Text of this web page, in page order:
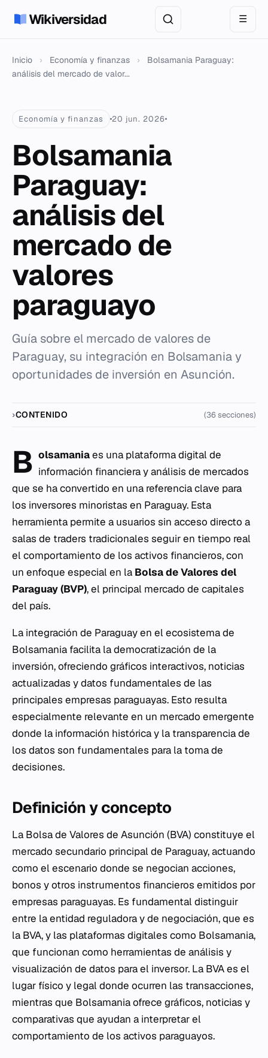
Wikiversidad ☰
Inicio › Economía y finanzas ›
Bolsamania Paraguay:
análisis del mercado de valor...
Economía y finanzas 20 jun. 2026
Bolsamania
Paraguay:
análisis del
mercado de
valores
paraguayo
Guía sobre el mercado de valores de
Paraguay, su integración en Bolsamania y
oportunidades de inversión en Asunción.
CONTENIDO (36 secciones)
B olsamaniaes una plataforma digital de
información financiera y análisis de mercados
que se ha convertido en una referencia clave para
los inversores minoristas en Paraguay. Esta
herramienta permite a usuarios sin acceso directo a
salas de traders tradicionales seguir en tiempo real
el comportamiento de los activos financieros, con
un enfoque especial en la Bolsa de Valores del
Paraguay (BVP), el principal mercado de capitales
del país.
La integración de Paraguay en el ecosistema de
Bolsamania facilita la democratización de la
inversión, ofreciendo gráficos interactivos, noticias
actualizadas y datos fundamentales de las
principales empresas paraguayas. Esto resulta
especialmente relevante en un mercado emergente
donde la información histórica y la transparencia de
los datos son fundamentales para la toma de
decisiones.
Definición y concepto
La Bolsa de Valores de Asunción (BVA) constituye el
mercado secundario principal de Paraguay, actuando
como el escenario donde se negocian acciones,
bonos y otros instrumentos financieros emitidos por
empresas paraguayas. Es fundamental distinguir
entre la entidad reguladora y de negociación, que es
la BVA, y las plataformas digitales como Bolsamania,
que funcionan como herramientas de análisis y
visualización de datos para el inversor. La BVA es el
lugar físico y legal donde ocurren las transacciones,
mientras que Bolsamania ofrece gráficos, noticias y
comparativas que ayudan a interpretar el
comportamiento de los activos paraguayos.